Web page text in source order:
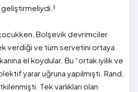
Bolşevik devrimciler
verdiği ve tüm servetini ortaya
el koydular. Bu “ortak iyilik ve
yarar uğruna yapılmıştı. Rand,
Tek varlıkları olan